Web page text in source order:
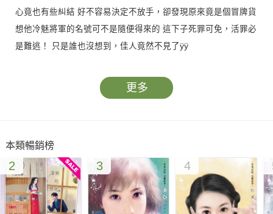
心竟也有些糾結 好不容易決定不放手，卻發現原來竟是個冒牌貨
想他冷魅將軍的名號可不是隨便得來的 這下子死罪可免，活罪必
是難逃！ 只是誰也沒想到，佳人竟然不見了ÿÿ
更多
本類暢銷榜
2 3 4